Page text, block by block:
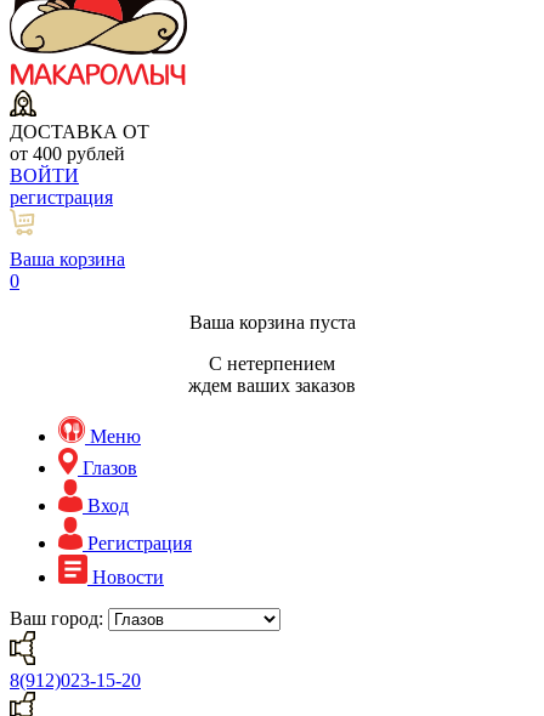
ДОСТАВКА ОТ
от 400 рублей
ВОЙТИ
регистрация
Ваша корзина
0
Ваша корзина пуста
С нетерпением
ждем ваших заказов
Меню
Глазов
Вход
Регистрация
Новости
Ваш город:
8(912)023-15-20